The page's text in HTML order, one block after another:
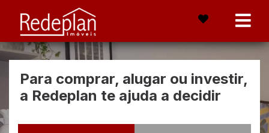
Para comprar, alugar ou investir,
a Redeplan te ajuda a decidir